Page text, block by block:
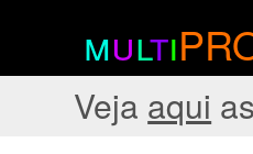
multi
Veja aqui